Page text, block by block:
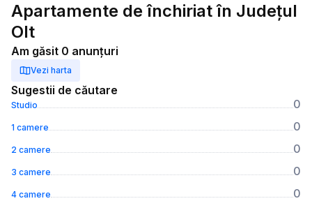
Apartamente de închiriat în Județul
Olt
Am găsit 0 anunțuri
Vezi harta
Sugestii de căutare
Studio 0
1 camere 0
2 camere 0
3 camere 0
4 camere 0